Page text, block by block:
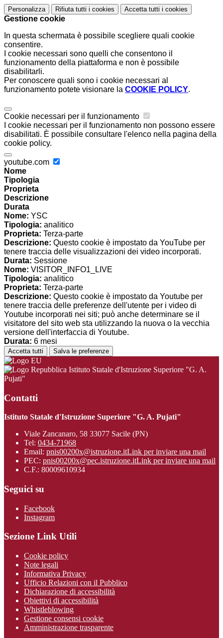
Personalizza Rifiuta tutti i cookies Accetta tutti i cookies
Gestione cookie
In questa schermata è possibile scegliere quali cookie
consentire.
I cookie necessari sono quelli che consentono il
funzionamento della piattaforma e non è possibile
disabilitarli.
Per conoscere quali sono i cookie necessari al
funzionamento potete visionare la COOKIE POLICY.
Cookie necessari per il funzionamento
I cookie necessari per il funzionamento non possono essere
disabilitati. È possibile consultare l'elenco nella pagina della
cookie policy.
youtube.com
Nome
Tipologia
Proprieta
Descrizione
Durata
Nome: YSC
Tipologia: analitico
Proprieta: Terza-parte
Descrizione: Questo cookie è impostato da YouTube per
tenere traccia delle visualizzazioni dei video incorporati.
Durata: Sessione
Nome: VISITOR_INFO1_LIVE
Tipologia: analitico
Proprieta: Terza-parte
Descrizione: Questo cookie è impostato da Youtube per
tenere traccia delle preferenze dell'utente per i video di
Youtube incorporati nei siti; può anche determinare se il
visitatore del sito web sta utilizzando la nuova o la vecchia
versione dell'interfaccia di Youtube.
Durata: 6 mesi
Accetta tutti Salva le preferenze
Istituto Statale d'Istruzione Superiore "G. A.
Pujati"
Contatti
Istituto Statale d'Istruzione Superiore "G. A. Pujati"
Viale Zancanaro, 58 33077 Sacile (PN)
Tel: 0434-71968
Email: pnis00200x@istruzione.itLink per inviare una mail
PEC: pnis00200x@pec.istruzione.itLink per inviare una mail
C.F.: 80009610934
Seguici su
Facebook
Instagram
Sezione Link Utili
Cookie policy
Note legali
Informativa Privacy
Ufficio Relazioni con il Pubblico
Dichiarazione di accessibilità
Obiettivi di accessibilità
Whistleblowing
Gestione consensi cookie
Amministrazione trasparente